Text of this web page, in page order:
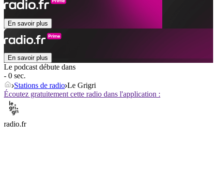
En savoir plus
En savoir plus
Le podcast débute dans
- 0 sec.
Stations de radio Le Grigri
Écoutez gratuitement cette radio dans l'application :
radio.fr